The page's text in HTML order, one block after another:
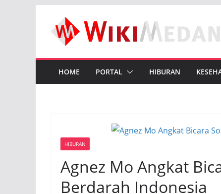
content
HOME PORTAL HIBURAN
HIBURAN
Agnez Mo Angkat
Berdarah Indonesia